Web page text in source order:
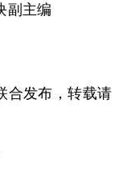
副主编
合发布，转载请